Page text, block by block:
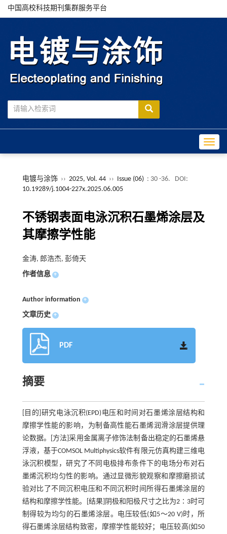
中国高校科技期刊集群服务平台
电镀与涂饰 ›› 2025, Vol. 44 ›› Issue (06) : 30 -36.
DOI:
10.19289/j.1004-227x.2025.06.005
不锈钢表面电泳沉积石墨烯涂层及
其摩擦学性能
金涛, 郎浩杰, 彭倚天
作者信息 +
Author information +
文章历史 +
PDF
摘要
[目的]研究电泳沉积(EPD)电压和时间对石墨烯涂层结构和
摩擦学性能的影响，为制备高性能石墨烯润滑涂层提供理
论数据。[方法]采用金属离子修饰法制备出稳定的石墨烯悬
浮液，基于COMSOL Multiphysics软件有限元仿真构建三维电
泳沉积模型，研究了不同电极排布条件下的电场分布对石
墨烯沉积均匀性的影响。通过显微形貌观察和摩擦磨损试
验对比了不同沉积电压和不同沉积时间所得石墨烯涂层的
结构和摩擦学性能。[结果]阴极和阳极尺寸之比为2∶3时可
制得较为均匀的石墨烯涂层。电压较低(如5～20 V)时，所
得石墨烯涂层结构致密，摩擦学性能较好；电压较高(如50